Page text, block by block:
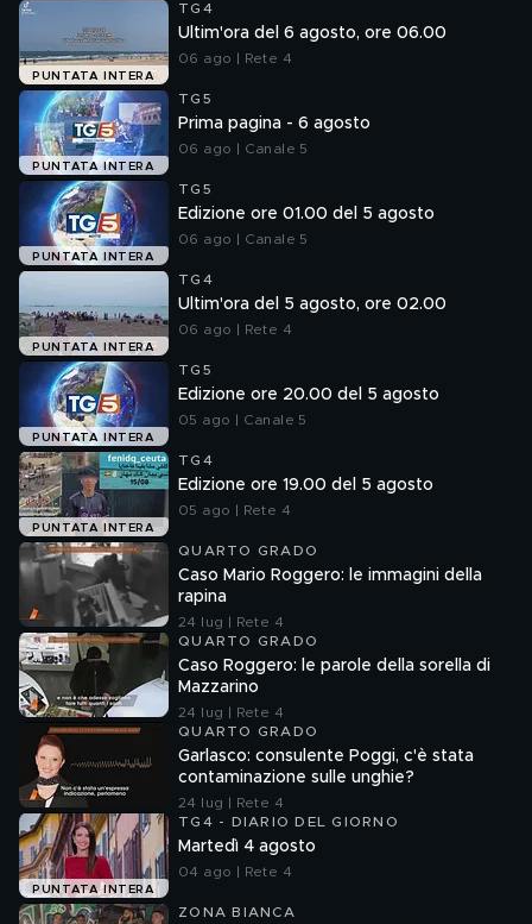
PUNTATA INTERA
TG4
Ultim'ora del 6 agosto, ore 06.00
06 ago | Rete 4
PUNTATA INTERA
TG5
Prima pagina - 6 agosto
06 ago | Canale 5
PUNTATA INTERA
TG5
Edizione ore 01.00 del 5 agosto
06 ago | Canale 5
PUNTATA INTERA
TG4
Ultim'ora del 5 agosto, ore 02.00
06 ago | Rete 4
PUNTATA INTERA
TG5
Edizione ore 20.00 del 5 agosto
05 ago | Canale 5
PUNTATA INTERA
TG4
Edizione ore 19.00 del 5 agosto
05 ago | Rete 4
QUARTO GRADO
Caso Mario Roggero: le immagini della
rapina
24 lug | Rete 4
QUARTO GRADO
Caso Roggero: le parole della sorella di
Mazzarino
24 lug | Rete 4
QUARTO GRADO
Garlasco: consulente Poggi, c'è stata
contaminazione sulle unghie?
24 lug | Rete 4
PUNTATA INTERA
TG4 - DIARIO DEL GIORNO
Martedì 4 agosto
04 ago | Rete 4
ZONA BIANCA